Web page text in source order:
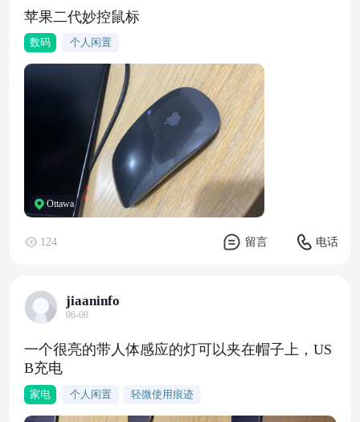
苹果二代妙控鼠标
数码 个人闲置
Ottawa
124 留言 电话
jiaaninfo
06-08
一个很亮的带人体感应的灯可以夹在帽子上，US
B充电
家电 个人闲置 轻微使用痕迹